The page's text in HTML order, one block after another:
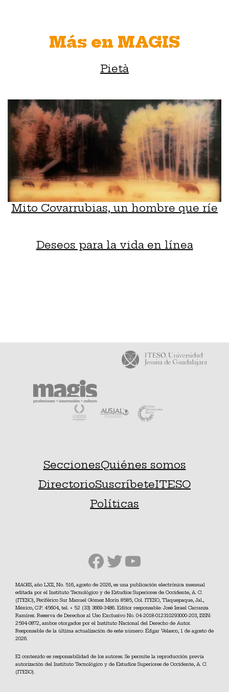
Más en MAGIS
Pietà
Mito Covarrubias, un hombre que ríe
Deseos para la vida en línea
SeccionesQuiénes somos
DirectorioSuscríbeteITESO
Políticas
Facebook
Twitter
YouTube
MAGIS, año LXII, No. 516, agosto de 2026, es una publicación electrónica mensual
editada por el Instituto Tecnológico y de Estudios Superiores de Occidente, A. C.
(ITESO), Periférico Sur Manuel Gómez Morín 8585, Col. ITESO, Tlaquepaque, Jal.,
México, C.P. 45604, tel. + 52 (33) 3669-3486. Editor responsable: José Israel Carranza
Ramírez. Reserva de Derechos al Uso Exclusivo No. 04-2018-012310293000-203, ISSN:
2594-0872, ambos otorgados por el Instituto Nacional del Derecho de Autor.
Responsable de la última actualización de este número: Édgar Velasco, 1 de agosto de
2026.
El contenido es responsabilidad de los autores. Se permite la reproducción previa
autorización del Instituto Tecnológico y de Estudios Superiores de Occidente, A. C.
(ITESO).